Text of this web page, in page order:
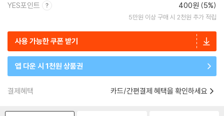
YES포인트 400원 (5%)
5만원 이상 구매 시 2천원 추가 적립
사용 가능한 쿠폰 받기
앱 다운 시 1천원 상품권
결제혜택 카드/간편결제 혜택을 확인하세요